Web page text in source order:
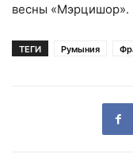
весны «Мэрцишор».
ТЕГИ Румыния